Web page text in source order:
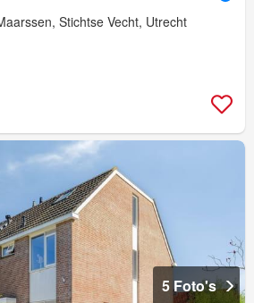
Stichtse Vecht, Utrecht
5 Foto's